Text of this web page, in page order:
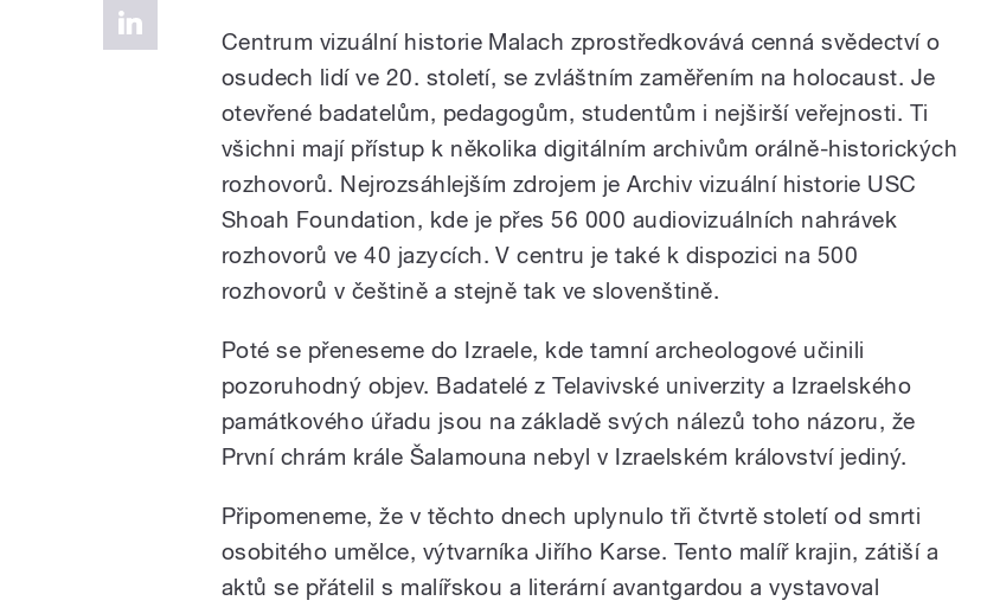
Centrum vizuální historie Malach zprostředkovává cenná svědectví o
osudech lidí ve 20. století, se zvláštním zaměřením na holocaust. Je
otevřené badatelům, pedagogům, studentům i nejširší veřejnosti. Ti
všichni mají přístup k několika digitálním archivům orálně-historických
rozhovorů. Nejrozsáhlejším zdrojem je Archiv vizuální historie USC
Shoah Foundation, kde je přes 56 000 audiovizuálních nahrávek
rozhovorů ve 40 jazycích. V centru je také k dispozici na 500
rozhovorů v češtině a stejně tak ve slovenštině.
Poté se přeneseme do Izraele, kde tamní archeologové učinili
pozoruhodný objev. Badatelé z Telavivské univerzity a Izraelského
památkového úřadu jsou na základě svých nálezů toho názoru, že
První chrám krále Šalamouna nebyl v Izraelském království jediný.
Připomeneme, že v těchto dnech uplynulo tři čtvrtě století od smrti
osobitého umělce, výtvarníka Jiřího Karse. Tento malíř krajin, zátiší a
aktů se přátelil s malířskou a literární avantgardou a vystavoval